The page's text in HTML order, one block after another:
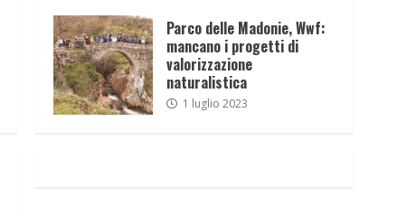
Parco delle Madonie, Wwf:
mancano i progetti di
valorizzazione
naturalistica
1 luglio 2023